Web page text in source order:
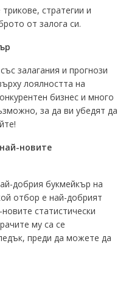
стратегии и
от залога си.
залагания и прогнози
лоялността на
бизнес и много
за да ви убедят да
новите
добрия букмейкър на
отбор е най-добрият
статистически
му са се
преди да можете да